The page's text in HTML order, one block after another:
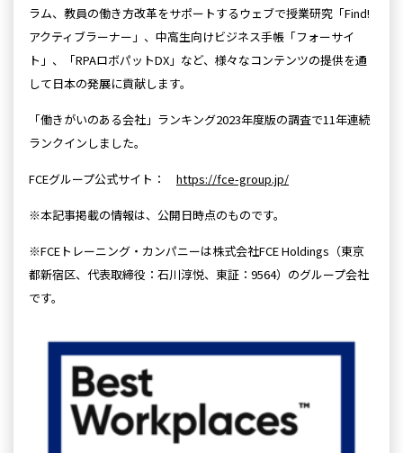
ラム、教員の働き方改革をサポートするウェブで授業研究「Find!
アクティブラーナー」、中高生向けビジネス手帳「フォーサイ
ト」、「RPAロボパットDX」など、様々なコンテンツの提供を通
して日本の発展に貢献します。
「働きがいのある会社」ランキング2023年度版の調査で11年連続
ランクインしました。
FCEグループ公式サイト： https://fce-group.jp/
※本記事掲載の情報は、公開日時点のものです。
※FCEトレーニング・カンパニーは株式会社FCE Holdings（東京
都新宿区、代表取締役：石川淳悦、東証：9564）のグループ会社
です。